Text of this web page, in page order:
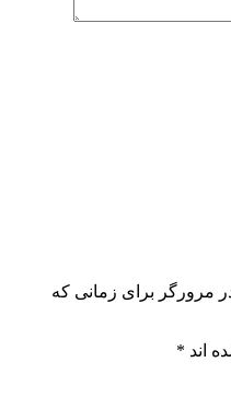
مرورگر برای زمانی که
اند *